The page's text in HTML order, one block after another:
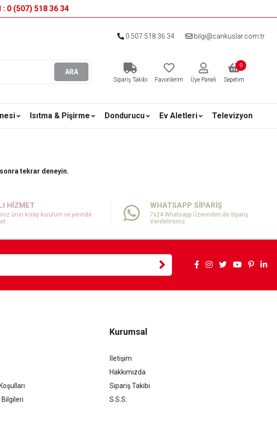
: 0 (507) 518 36 34
0 507 518 36 34 bilgi@cankuslar.com.tr
ARA
Sipariş Takibi Favorilerim Üye Paneli Sepetim
0
Isıtma & Pişirme Dondurucu Ev Aletleri Televizyon
tekrar deneyin.
HİZMET
ürün kolay kurulum ve yerinde
WHATSAPP SİPARİŞ
7x24 Whatsapp Üzerinden de Sipariş
Verebilirsiniz.
Bilgileri
Kurumsal
İletişim
Hakkımızda
Sipariş Takibi
S.S.S.